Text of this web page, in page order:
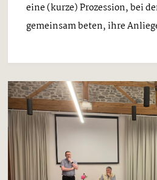
eine (kurze) Prozession, bei
gemeinsam beten, ihre